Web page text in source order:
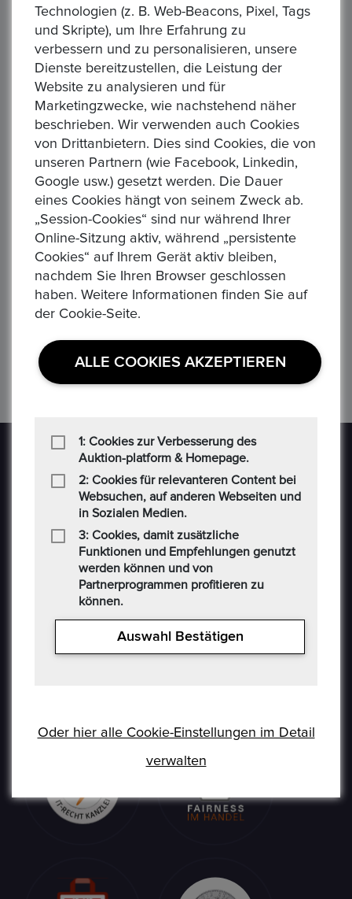
Richard
(5.0)
Alles bestens, wie immer!
28Apr, 2024
Richard
(5.0)
28Apr, 2024
Epoxa ist eine Online-Plattform, mit der Benutzer
Münzen, Medaillen, Edelmetalle und andere
Sammlerstücke auf einer E-Auction-Plattform in den
Formaten Jetzt kaufen / Angebot / Gebot kaufen und
Umtauschservice von DM zu EUR an. Mit diesem
Service können Personen, die sich weit entfernt von
Technologien (z. B. Web-Beacons, Pixel, Tags
und Skripte), um Ihre Erfahrung zu
verbessern und zu personalisieren, unsere
Dienste bereitzustellen, die Leistung der
Website zu analysieren und für
Marketingzwecke, wie nachstehend näher
beschrieben. Wir verwenden auch Cookies
von Drittanbietern. Dies sind Cookies, die von
unseren Partnern (wie Facebook, Linkedin,
Google usw.) gesetzt werden. Die Dauer
eines Cookies hängt von seinem Zweck ab.
„Session-Cookies“ sind nur während Ihrer
Online-Sitzung aktiv, während „persistente
Cookies“ auf Ihrem Gerät aktiv bleiben,
nachdem Sie Ihren Browser geschlossen
haben. Weitere Informationen finden Sie auf
der Cookie-Seite.
ALLE COOKIES AKZEPTIEREN
1: Cookies zur Verbesserung des
Auktion-platform & Homepage.
2: Cookies für relevanteren Content bei
Websuchen, auf anderen Webseiten und
in Sozialen Medien.
3: Cookies, damit zusätzliche
Funktionen und Empfehlungen genutzt
werden können und von
Partnerprogrammen profitieren zu
können.
Auswahl Bestätigen
Oder hier alle Cookie-Einstellungen im Detail
verwalten